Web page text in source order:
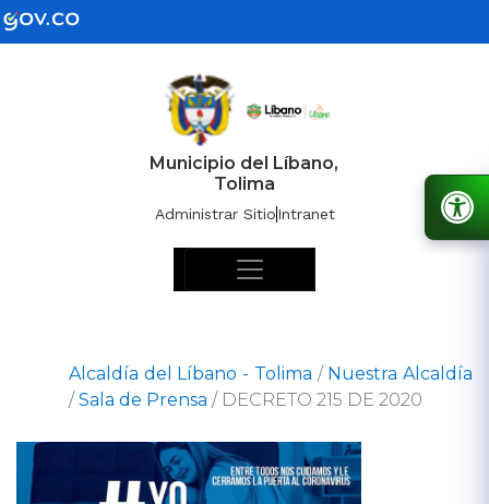
Municipio del Líbano,
Tolima
Administrar SitioIntranet
Alcaldía del Líbano - Tolima / Nuestra Alcaldía
/ Sala de Prensa / DECRETO 215 DE 2020